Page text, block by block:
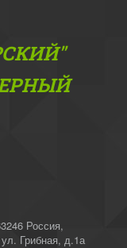
Россия,
Грибная, д.1а